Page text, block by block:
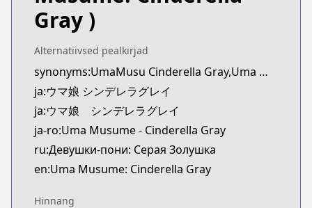
Kitsu
https://kitsu.app/manga/63156
CDJapan
https://www.anime-planet.com/manga/https://
MangaUpdates
MangaUpdates
https://www.mangaupdates.com/
Book☆Walker
Book☆Walker
https://bookwalker.jp/series/284416/list
Gray )
Alternatiivsed pealkirjad
synonyms:UmaMusu Cinderella Gray,Uma Musume Cinderella Gray Gaiden: The Mermaid Left Behind
ja:ウマ娘 シンデレラグレイ
ja:ウマ娘 シンデレラグレイ
ja-ro:Uma Musume - Cinderella Gray
ru:Девушки-пони: Серая Золушка
en:Uma Musume: Cinderella Gray
Hinnang